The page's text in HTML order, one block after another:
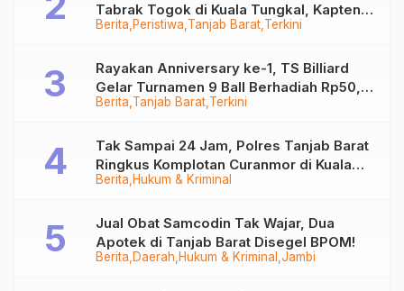
Berita Peristiwa Tanjab Barat Terkini
Tabrak Togok di Kuala Tungkal, Kapten
Sempat Hilang
Berita Tanjab Barat Terkini
Rayakan Anniversary ke-1, TS Billiard
Gelar Turnamen 9 Ball Berhadiah Rp50,8
Juta
Berita Hukum & Kriminal
Tak Sampai 24 Jam, Polres Tanjab Barat
Ringkus Komplotan Curanmor di Kuala
Tungkal
Berita Daerah Hukum & Kriminal Jambi
Jual Obat Samcodin Tak Wajar, Dua
Apotek di Tanjab Barat Disegel BPOM!